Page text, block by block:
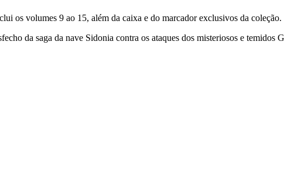
os volumes 9 ao 15, além da caixa e do marcador exclusivos da coleção.
da saga da nave Sidonia contra os ataques dos misteriosos e temidos